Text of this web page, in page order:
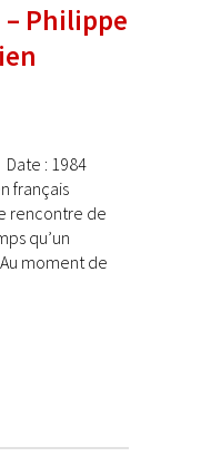
– Philippe
: 1984
français
rencontre de
qu’un
moment de